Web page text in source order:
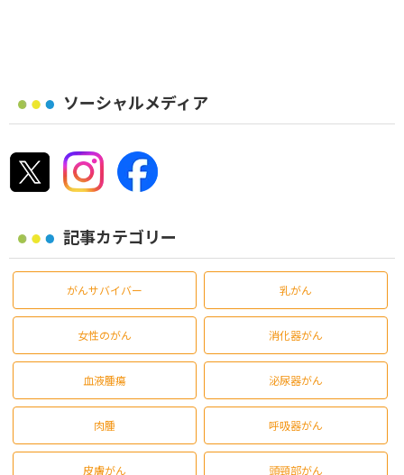
ソーシャルメディア
記事カテゴリー
がんサバイバー 乳がん
女性のがん 消化器がん
血液腫瘍 泌尿器がん
肉腫 呼吸器がん
皮膚がん 頭頸部がん